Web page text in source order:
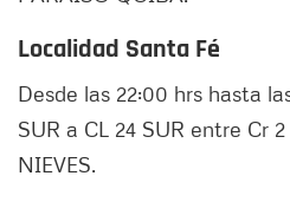
Localidad Santa Fé
Desde las 22:00 hrs hasta
SUR a CL 24 SUR entre Cr
NIEVES.